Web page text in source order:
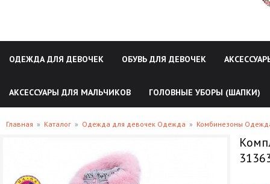
ОДЕЖДА ДЛЯ ДЕВОЧЕК ОБУВЬ ДЛЯ ДЕВОЧЕК
АКСЕССУАРЫ ДЛЯ МАЛЬЧИКОВ ГОЛОВНЫЕ УБОРЫ (ШАПКИ)
Главная » Каталог » Одежда для девочек Одежда » Комбинезоны